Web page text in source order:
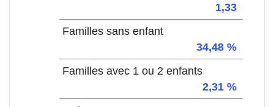
1,33
Familles sans enfant
34,48 %
Familles avec 1 ou 2 enfants
2,31 %